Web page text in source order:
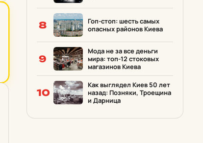
8
Гоп-стоп: шесть самых
опасных районов Киева
9
Мода не за все деньги
мира: топ-12 стоковых
магазинов Киева
10
Как выглядел Киев 50 лет
назад: Позняки, Троещина
и Дарница